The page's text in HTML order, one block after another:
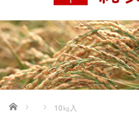
ホーム 10㎏入